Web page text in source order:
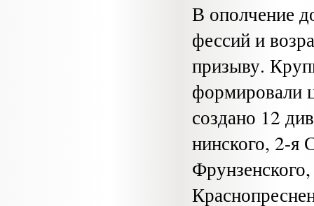
В ополчение
фессий и
призыву.
формировали
создано 12
нинского, 2-я